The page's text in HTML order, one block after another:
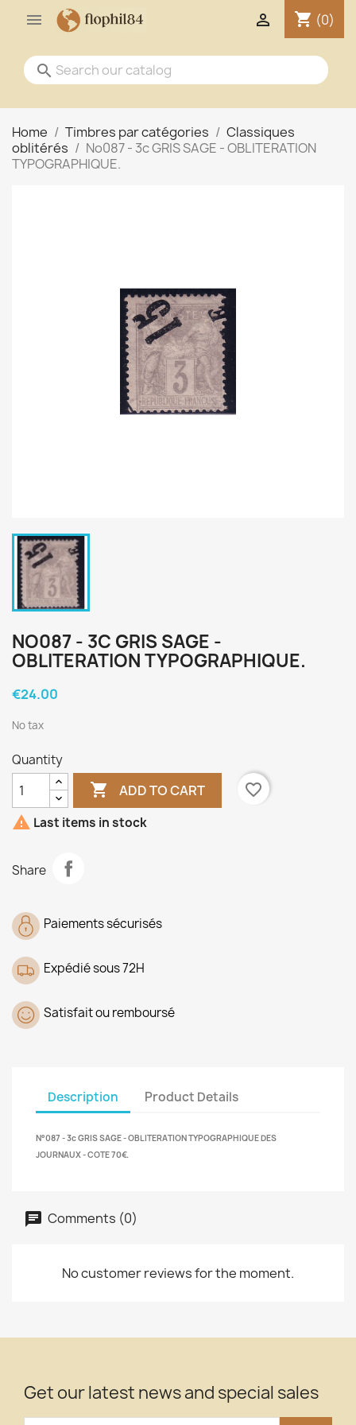
 shopping_cart (0)

search
Home Timbres par catégories
Classiques
oblitérés
No087 - 3c GRIS SAGE - OBLITERATION
TYPOGRAPHIQUE.
NO087 - 3C GRIS SAGE -
OBLITERATION TYPOGRAPHIQUE.
€24.00
No tax
Quantity
 ADD TO CART
favorite_border
 Last items in stock
Share
Paiements sécurisés
Expédié sous 72H
Satisfait ou remboursé
Description Product Details
N°087 - 3c GRIS SAGE - OBLITERATION TYPOGRAPHIQUE DES
JOURNAUX - COTE 70€.
Comments (0)
No customer reviews for the moment.
Get our latest news and special sales